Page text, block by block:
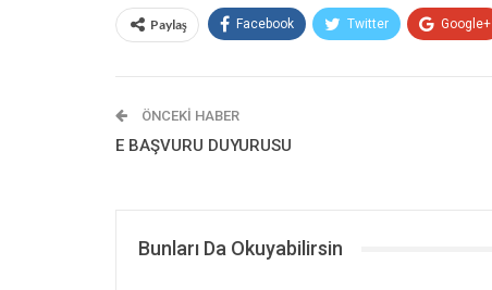
Paylaş Facebook Twitter Google+
ÖNCEKI HABER
E BAŞVURU DUYURUSU
Bunları Da Okuyabilirsin